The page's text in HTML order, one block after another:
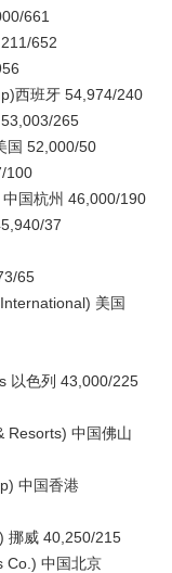
661
652
西班牙 54,974/240
265
国 52,000/50
100
国杭州 46,000/190
37
65
美国
以色列 43,000/225
Resorts) 中国佛山
中国香港
挪威 40,250/215
Co.) 中国北京